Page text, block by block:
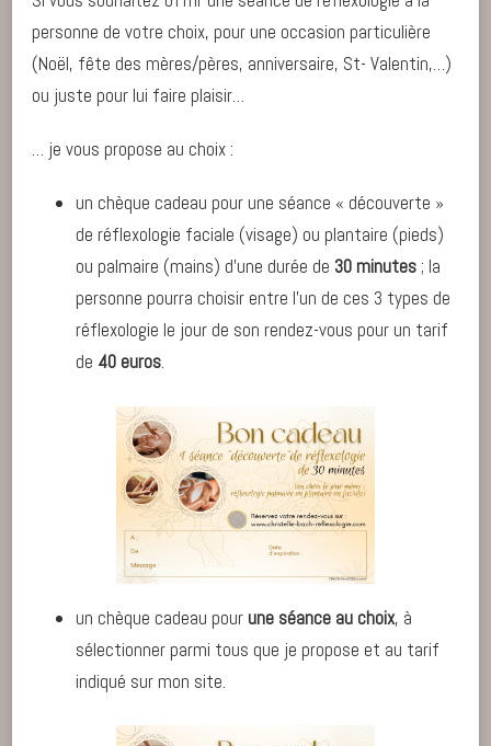
personne de votre choix, pour une occasion particulière
(Noël, fête des mères/pères, anniversaire, St- Valentin,…)
ou juste pour lui faire plaisir…
… je vous propose au choix :
un chèque cadeau pour une séance « découverte »
de réflexologie faciale (visage) ou plantaire (pieds)
ou palmaire (mains) d’une durée de 30 minutes ; la
personne pourra choisir entre l’un de ces 3 types de
réflexologie le jour de son rendez-vous pour un tarif
de 40 euros.
un chèque cadeau pour une séance au choix, à
sélectionner parmi tous que je propose et au tarif
indiqué sur mon site.